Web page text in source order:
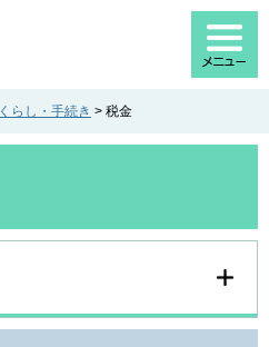
くらし・手続き > 税金